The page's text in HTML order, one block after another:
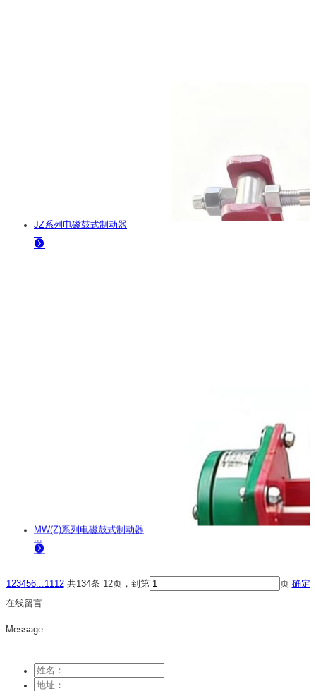
JZ系列电磁鼓式制动器
...
MW(Z)系列电磁鼓式制动器
...
1 23456... 11 12 共134条 12页，到第 页 确定
在线留言
Message